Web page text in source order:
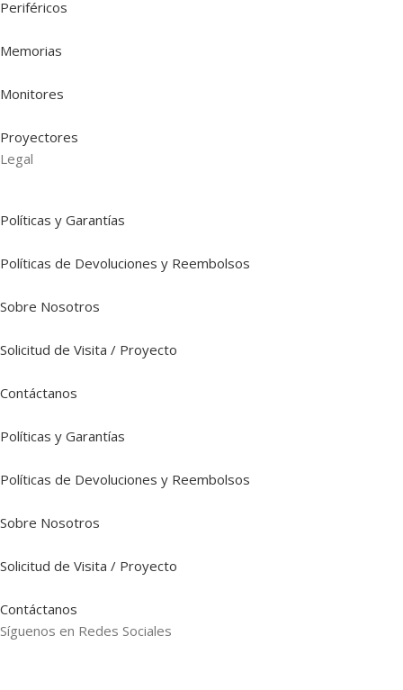
Periféricos
Memorias
Monitores
Proyectores
Legal
Políticas y Garantías
Políticas de Devoluciones y Reembolsos
Sobre Nosotros
Solicitud de Visita / Proyecto
Contáctanos
Políticas y Garantías
Políticas de Devoluciones y Reembolsos
Sobre Nosotros
Solicitud de Visita / Proyecto
Contáctanos
Síguenos en Redes Sociales